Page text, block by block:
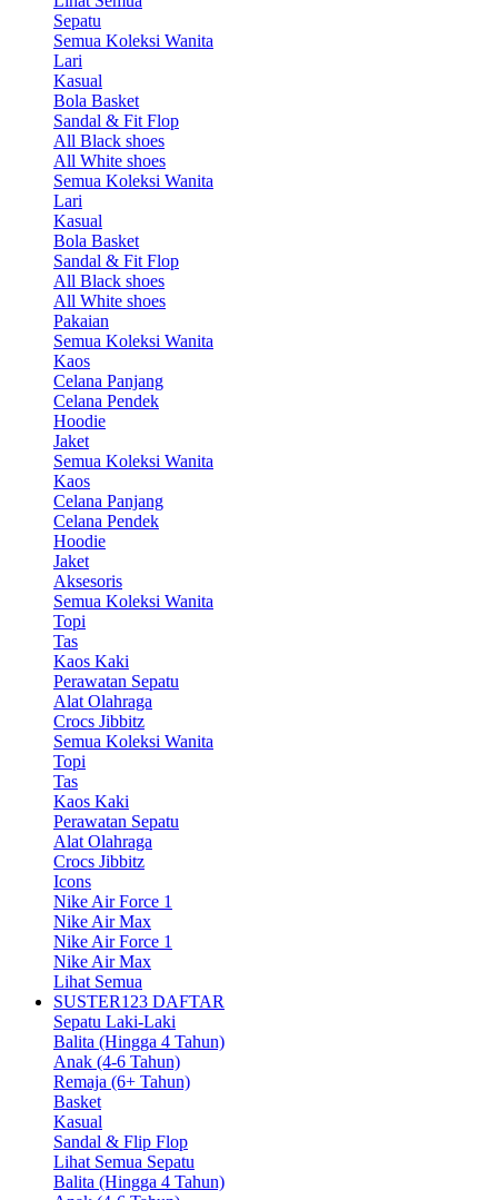
Sepatu
Semua Koleksi Wanita
Lari
Kasual
Bola Basket
Sandal & Fit Flop
All Black shoes
All White shoes
Semua Koleksi Wanita
Lari
Kasual
Bola Basket
Sandal & Fit Flop
All Black shoes
All White shoes
Pakaian
Semua Koleksi Wanita
Kaos
Celana Panjang
Celana Pendek
Hoodie
Jaket
Semua Koleksi Wanita
Kaos
Celana Panjang
Celana Pendek
Hoodie
Jaket
Aksesoris
Semua Koleksi Wanita
Topi
Tas
Kaos Kaki
Perawatan Sepatu
Alat Olahraga
Crocs Jibbitz
Semua Koleksi Wanita
Topi
Tas
Kaos Kaki
Perawatan Sepatu
Alat Olahraga
Crocs Jibbitz
Icons
Nike Air Force 1
Nike Air Max
Nike Air Force 1
Nike Air Max
Lihat Semua
SUSTER123 DAFTAR
Sepatu Laki-Laki
Balita (Hingga 4 Tahun)
Anak (4-6 Tahun)
Remaja (6+ Tahun)
Basket
Kasual
Sandal & Flip Flop
Lihat Semua Sepatu
Balita (Hingga 4 Tahun)